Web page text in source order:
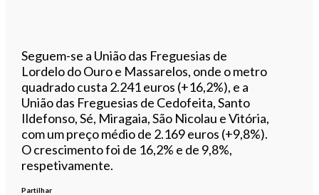
Seguem-se a União das Freguesias de
Lordelo do Ouro e Massarelos, onde o metro
quadrado custa 2.241 euros (+16,2%), e a
União das Freguesias de Cedofeita, Santo
Ildefonso, Sé, Miragaia, São Nicolau e Vitória,
com um preço médio de 2.169 euros (+9,8%).
O crescimento foi de 16,2% e de 9,8%,
respetivamente.
Partilhar